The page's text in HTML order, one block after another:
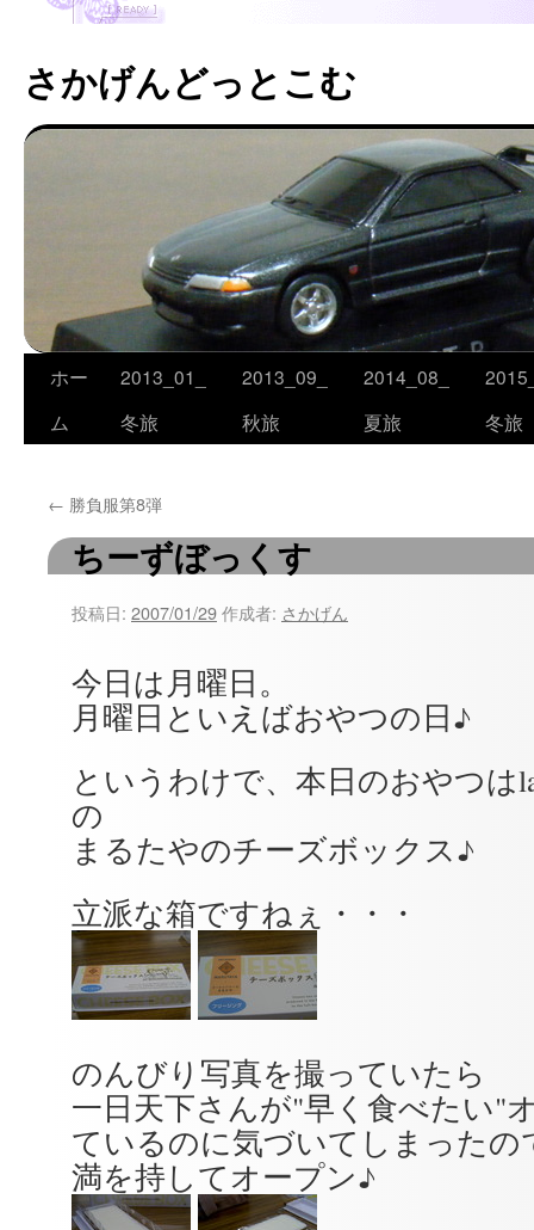
さかげんどっとこむ
コ
ン
ツ
ホー
ム
2013_01_
冬旅
2013_09_
秋旅
2014_08_
夏旅
冬旅
← 勝負服第8弾
ちーずぼっくす
投稿日: 2007/01/29作成者: さかげん
今日は月曜日。
月曜日といえばおやつの日♪
というわけで、本日のおやつは
の
まるたやのチーズボックス♪
立派な箱ですねぇ・・・
のんびり写真を撮っていたら
一日天下さんが"早く食べたい"
ているのに気づいてしまったの
満を持してオープン♪